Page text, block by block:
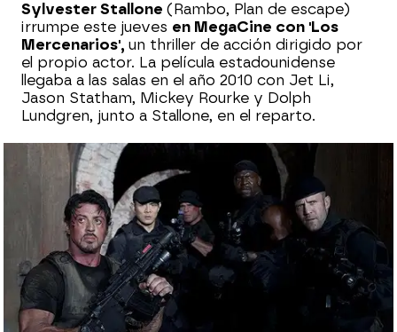
Sylvester Stallone (Rambo, Plan de escape)
irrumpe este jueves en MegaCine con 'Los
Mercenarios', un thriller de acción dirigido por
el propio actor. La película estadounidense
llegaba a las salas en el año 2010 con Jet Li,
Jason Statham, Mickey Rourke y Dolph
Lundgren, junto a Stallone, en el reparto.
mega
Madrid
Publicado:09 de diciembre de 2015, 12:54